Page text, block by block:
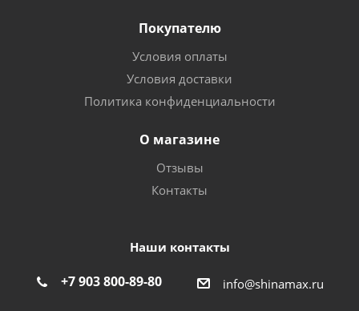
Покупателю
Условия оплаты
Условия доставки
Политика конфиденциальности
О магазине
Отзывы
Контакты
Наши контакты
+7 903 800-89-80 info@shinamax.ru